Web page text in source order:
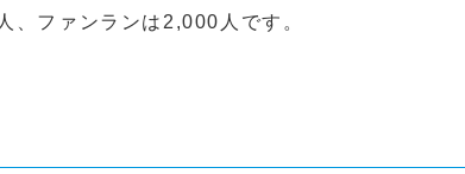
、ファンランは2,000人です。